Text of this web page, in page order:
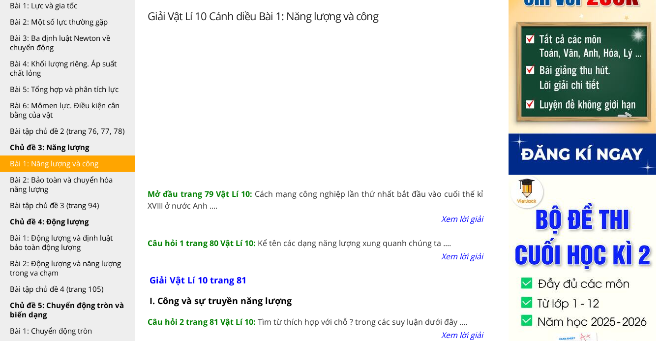
Bài 1: Lực và gia tốc
Bài 2: Một số lực thường gặp
Bài 3: Ba định luật Newton về
chuyển động
Bài 4: Khối lượng riêng. Áp suất
chất lỏng
Bài 5: Tổng hợp và phân tích lực
Bài 6: Mômen lực. Điều kiện cân
bằng của vật
Bài tập chủ đề 2 (trang 76, 77, 78)
Chủ đề 3: Năng lượng
Bài 1: Năng lượng và công
Bài 2: Bảo toàn và chuyển hóa
năng lượng
Bài tập chủ đề 3 (trang 94)
Chủ đề 4: Động lượng
Bài 1: Động lượng và định luật
bảo toàn động lượng
Bài 2: Động lượng và năng lượng
trong va chạm
Bài tập chủ đề 4 (trang 105)
Chủ đề 5: Chuyển động tròn và
biến dạng
Bài 1: Chuyển động tròn
Giải Vật Lí 10 Cánh diều Bài 1: Năng lượng và công
Mở đầu trang 79 Vật Lí 10: Cách mạng công nghiệp lần thứ nhất bắt đầu vào cuối thế kỉ
XVIII ở nước Anh ....
Xem lời giải
Câu hỏi 1 trang 80 Vật Lí 10: Kể tên các dạng năng lượng xung quanh chúng ta ....
Xem lời giải
Giải Vật Lí 10 trang 81
I. Công và sự truyền năng lượng
Câu hỏi 2 trang 81 Vật Lí 10: Tìm từ thích hợp với chỗ ? trong các suy luận dưới đây ....
Xem lời giải